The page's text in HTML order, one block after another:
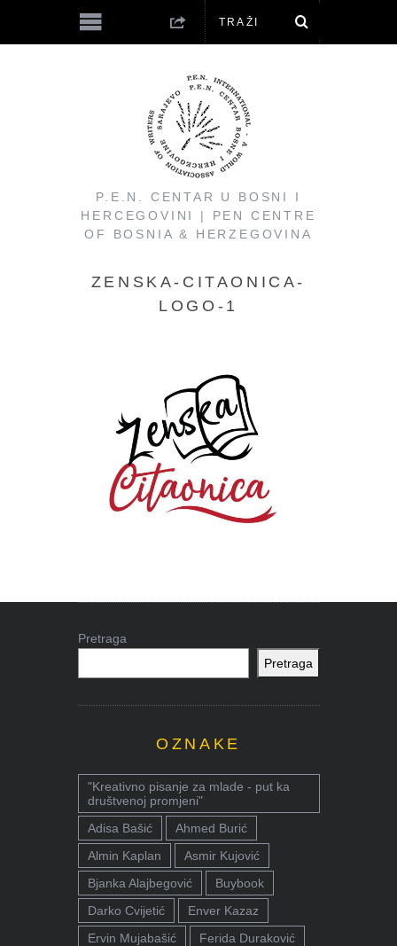
P.E.N. CENTAR U BOSNI I
HERCEGOVINI | PEN CENTRE
OF BOSNIA & HERZEGOVINA
ZENSKA-CITAONICA-
LOGO-1
Pretraga
Pretraga
OZNAKE
"Kreativno pisanje za mlade - put ka
društvenoj promjeni"
Adisa Bašić
Ahmed Burić
Almin Kaplan
Asmir Kujović
Bjanka Alajbegović
Buybook
Darko Cvijetić
Enver Kazaz
Ervin Mujabašić
Ferida Duraković